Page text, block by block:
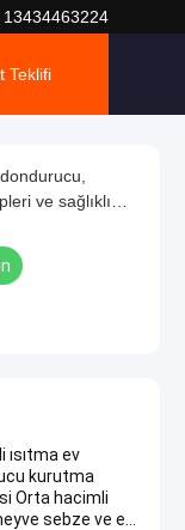
13434463224
Teklifi
ve sağlıklı
ısıtma ev
kurutma
Orta hacimli
sebze ve et